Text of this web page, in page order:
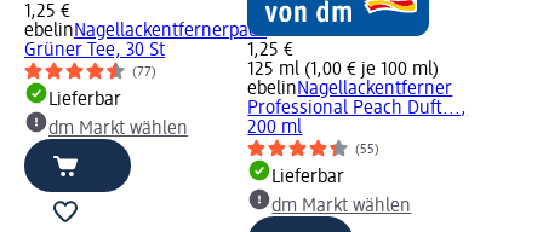
1,25 €
ebelinNagellackentfernerpads
Grüner Tee, 30 St
(77)
Lieferbar
dm Markt wählen
1,25 €
125 ml (1,00 € je 100 ml)
ebelinNagellackentferner
Professional Peach Duft...,
200 ml
(55)
Lieferbar
dm Markt wählen